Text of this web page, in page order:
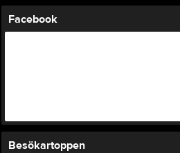
Facebook
Besökartoppen